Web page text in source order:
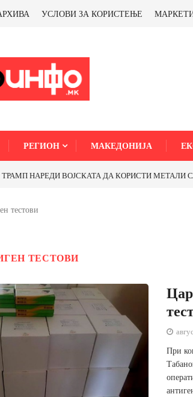
УСЛОВИ ЗА КОРИСТЕЊЕ
РЕГИОН МАКЕДОНИЈА
ТРАМП НАРЕДИ ВОЈСКАТА ДА КОРИСТИ МЕТАЛИ
тестови
ТЕСТОВИ
При